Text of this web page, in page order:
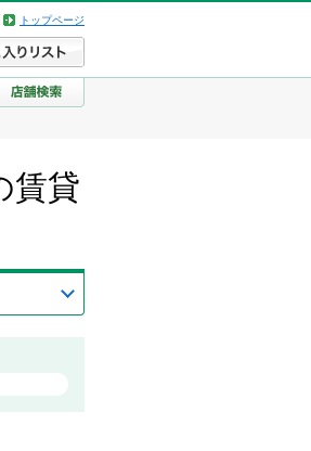
トップページ
賃貸